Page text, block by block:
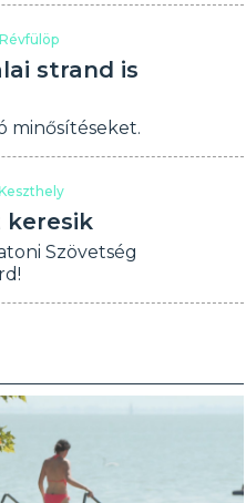
Révfülöp
strand is
minősítéseket.
keresik
Szövetség